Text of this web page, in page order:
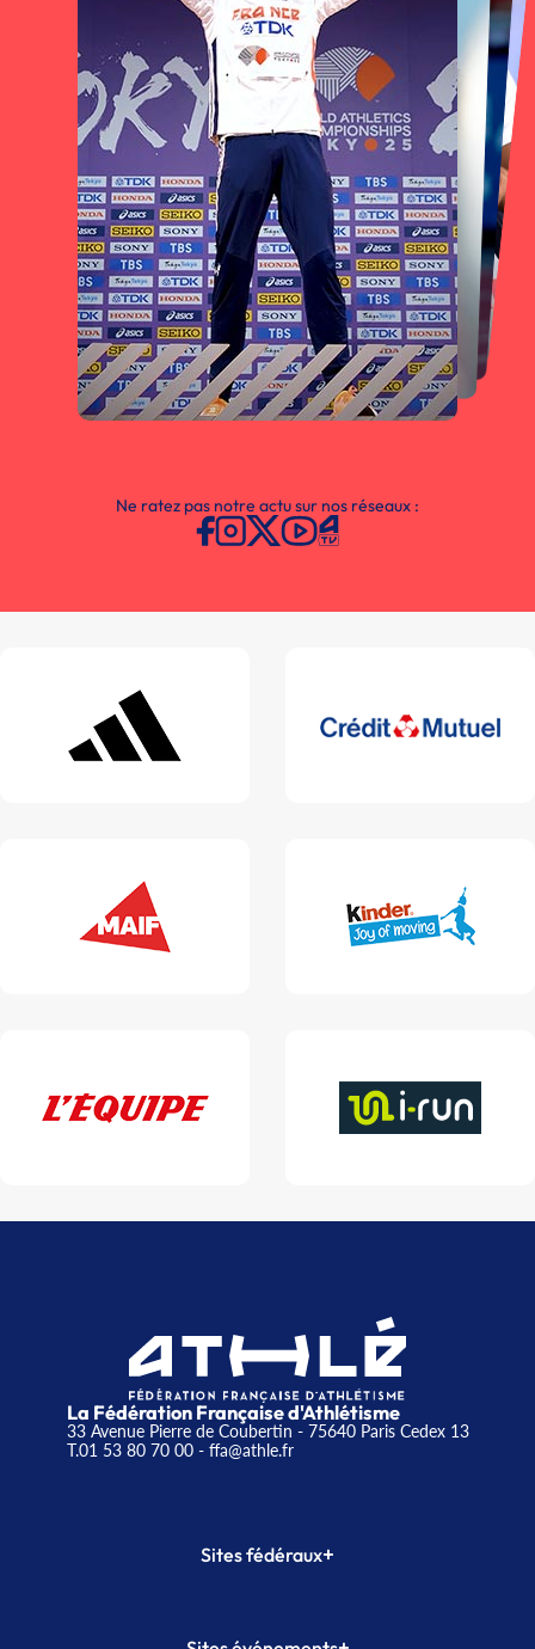
Ne ratez pas notre actu sur nos réseaux :
La Fédération Française d'Athlétisme
33 Avenue Pierre de Coubertin - 75640 Paris Cedex 13
T.01 53 80 70 00- ffa@athle.fr
Sites fédéraux+